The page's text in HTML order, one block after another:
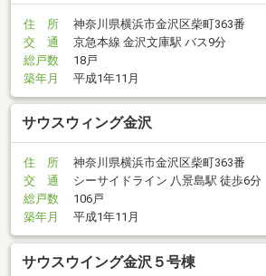
住 所
神奈川県横浜市金沢区柴町363番
交 通
京急本線 金沢文庫駅 バス9分
総戸数
18戸
築年月
平成1年11月
サウスウィング金沢
住 所
神奈川県横浜市金沢区柴町363番
交 通
シーサイドライン 八景島駅 徒歩6分
総戸数
106戸
築年月
平成1年11月
サウスウイング金沢５号棟